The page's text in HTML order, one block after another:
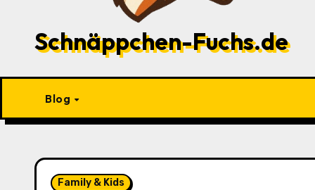
Schnäppchen-Fuchs.de
Blog
Family & Kids